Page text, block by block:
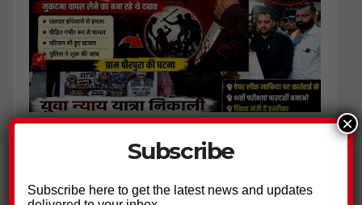
ग्राम प्रधान के भाई पर हमला, 18 नामजद आरोपियों पर मुकदमा दर्ज
Subscribe
Subscribe here to get the latest news and updates
×